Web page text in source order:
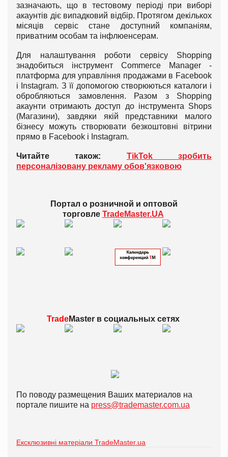
зазначають, що в тестовому періоді при виборі
акаунтів діє випадковий відбір. Протягом декількох
місяців сервіс стане доступний компаніям,
приватним особам та інфлюенсерам.
Для налаштування роботи сервісу Shopping
знадобиться інструмент Commerce Manager -
платформа для управління продажами в Facebook
і Instagram. З її допомогою створюються каталоги і
обробляються замовлення. Разом з Shopping
акаунти отримають доступ до інструмента Shops
(Магазини), завдяки якій представники малого
бізнесу можуть створювати безкоштовні вітрини
прямо в Facebook і Instagram.
Читайте також: TikTok зробить
персоналізовану рекламу обов'язковою
Портал о розничной и оптовой
торговле TradeMaster.UA
TradeMaster всоциальных сетях
По поводу размещения Ваших материалов на
портале пишите на press@trademaster.com.ua
Ексклюзивні матеріали TradeMaster.ua